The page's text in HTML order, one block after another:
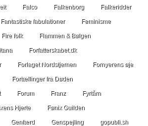
Falco Falkenborg Falkeridder
Fantastiske fabulationer Feminisme
Fire folk Flammen & Bølgen
Forfatterskabet.dk
Forlaget Nordstjernen Fornyerens øje
Fortællinger fra Døden
Forum Franz Fyrtårn
Hjerte Fønix Guilden
Genfærd Genspejling gopubli.sh